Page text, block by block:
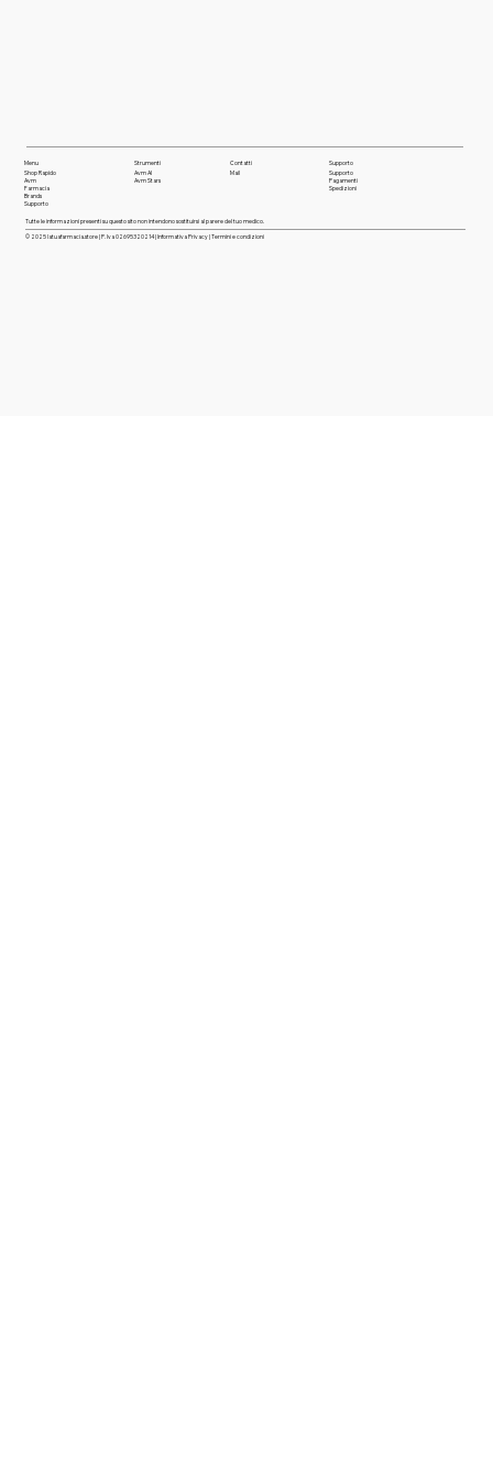
Menu
Shop Rapido
Avm
Farmacia
Brands
Supporto
Strumenti
Avm AI
Avm Stars
Contatti
Mail
Supporto
Supporto
Pagamenti
Spedizioni
Tutte le informazioni presenti su questo sito non intendono sostituirsi al parere del tuo medico.
© 2025 latuafarmacia.store | P. Iva 02695320214 |Informativa Privacy|Termini e condizioni